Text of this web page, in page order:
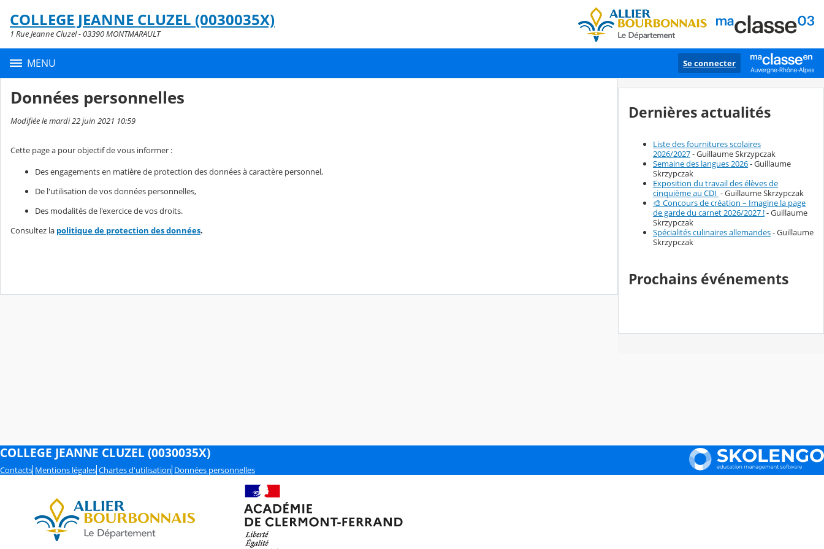
Contenu
COLLEGE JEANNE CLUZEL (0030035X)
1 Rue Jeanne Cluzel - 03390 MONTMARAULT
MENU Se connecter
Données personnelles
Modifiée le mardi 22 juin 2021 10:59
Cette page a pour objectif de vous informer :
Des engagements en matière de protection des données à caractère personnel,
De l'utilisation de vos données personnelles,
Des modalités de l'exercice de vos droits.
Consultez la politique de protection des données.
Dernières actualités
Liste des fournitures scolaires
2026/2027- Guillaume Skrzypczak
Semaine des langues 2026- Guillaume
Skrzypczak
Exposition du travail des élèves de
cinquième au CDI - Guillaume Skrzypczak
🎨 Concours de création – Imagine la page
de garde du carnet 2026/2027 !- Guillaume
Skrzypczak
Spécialités culinaires allemandes- Guillaume
Skrzypczak
Prochains événements
COLLEGE JEANNE CLUZEL (0030035X)
Contacts Mentions légales Chartes d'utilisation Données personnelles